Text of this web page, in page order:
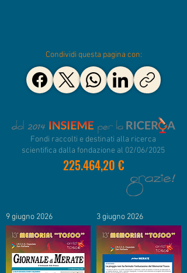
Condividi questa pagina con:
Fondi raccolti e destinati alla ricerca
scientifica dalla fondazione al 02/06/2025
225.464,20 €
9 giugno 2026 3 giugno 2026